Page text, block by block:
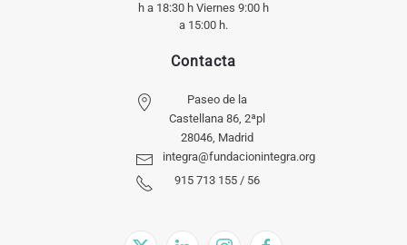
h a 18:30 h Viernes 9:00 h
a 15:00 h.
Contacta
Paseo de la
Castellana 86, 2ªpl
28046, Madrid
integra@fundacionintegra.org
915 713 155 / 56